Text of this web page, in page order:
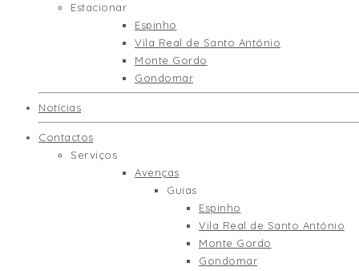
Estacionar
Espinho
Vila Real de Santo António
Monte Gordo
Gondomar
Notícias
Contactos
Serviços
Avenças
Guias
Espinho
Vila Real de Santo António
Monte Gordo
Gondomar